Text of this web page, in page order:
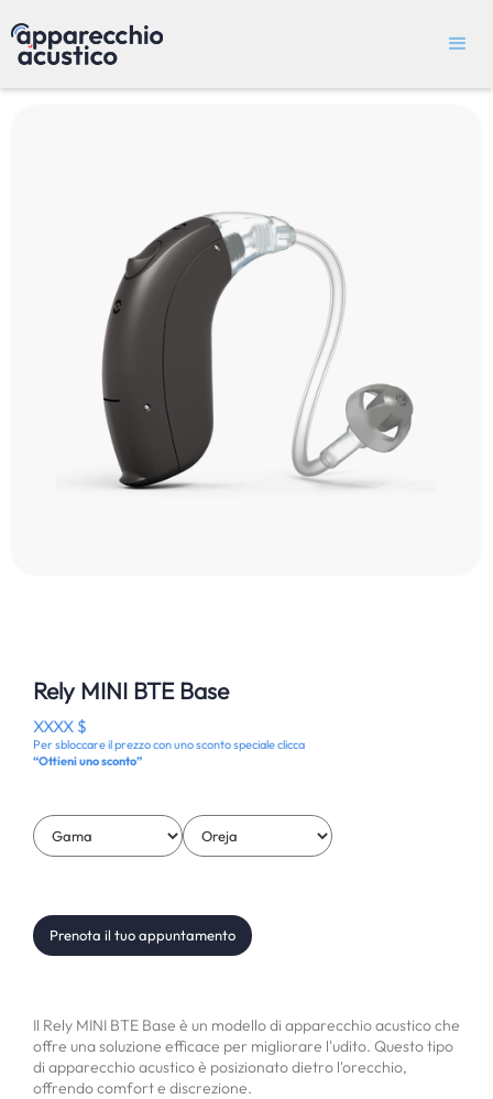
Rely MINI BTE Base
XXXX $
Per sbloccare il prezzo con uno sconto speciale clicca
“Ottieni uno sconto”
Prenota il tuo appuntamento
Il Rely MINI BTE Base è un modello di apparecchio acustico che
offre una soluzione efficace per migliorare l'udito. Questo tipo
di apparecchio acustico è posizionato dietro l'orecchio,
offrendo comfort e discrezione.